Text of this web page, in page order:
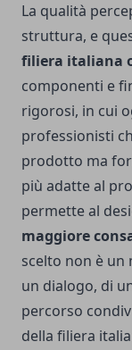
La qualità
struttura, e
filiera italiana
componenti e
rigorosi, in cui
professionisti
prodotto ma
più adatte al
permette al
maggiore
scelto non è un
un dialogo, di
percorso
della filiera